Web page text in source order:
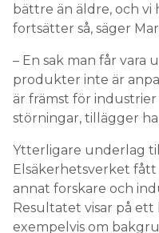
bättre än äldre, och vi
fortsätter så, säger
– En sak man får vara
produkter inte är
är främst för
störningar, tillägger
Ytterligare underlag
Elsäkerhetsverket
annat forskare och
Resultatet visar på
exempelvis om